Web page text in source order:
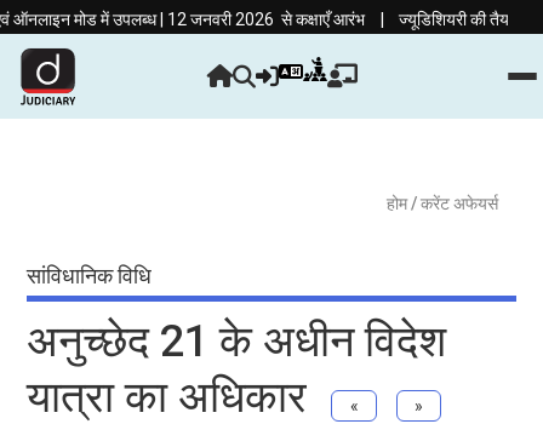
मोड में उपलब्ध | 12 जनवरी 2026 से कक्षाएँ आरंभ|ज्यूडिशियरी की तैयारी अब
होम/ करेंट अफेयर्स
सांविधानिक विधि
अनुच्छेद 21 के अधीन विदेश
यात्रा का अधिकार
« »